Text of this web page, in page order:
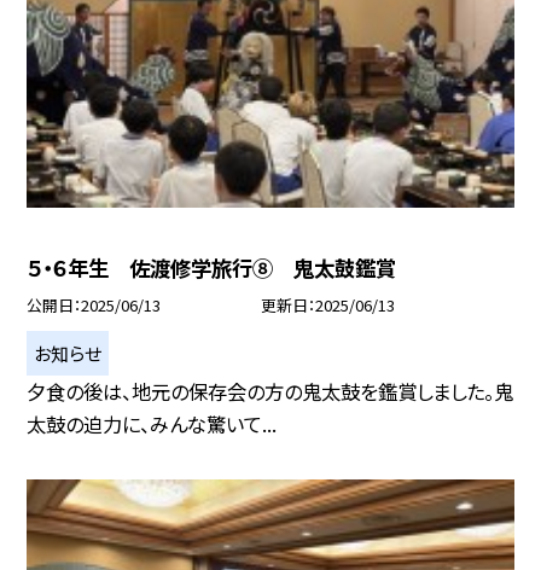
５・６年生 佐渡修学旅行⑧ 鬼太鼓鑑賞
公開日 2025/06/13 更新日 2025/06/13
お知らせ
夕食の後は、地元の保存会の方の鬼太鼓を鑑賞しました。鬼
太鼓の迫力に、みんな驚いて...